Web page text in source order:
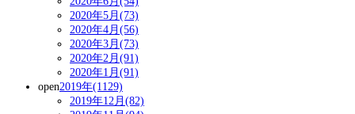
2020年5月(73)
2020年4月(56)
2020年3月(73)
2020年2月(91)
2020年1月(91)
open2019年(1129)
2019年12月(82)